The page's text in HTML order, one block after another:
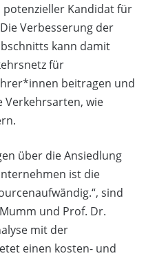
potenzieller Kandidat für
Verbesserung der
kann damit
für
beitragen und
Verkehrsarten, wie
über die Ansiedlung
ist die
sind
und Prof. Dr.
mit der
einen kosten- und